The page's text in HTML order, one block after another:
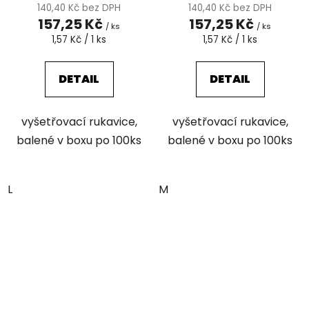
140,40 Kč bez DPH
157,25 Kč / ks
Měrná
1,57 Kč / 1 ks
DETAIL
vyšetřovací rukavice,
balené v boxu po 100ks
L
140,40 Kč bez DPH
157,25 Kč / ks
Měrná
1,57 Kč / 1 ks
DETAIL
vyšetřovací rukavice,
balené v boxu po 100ks
M